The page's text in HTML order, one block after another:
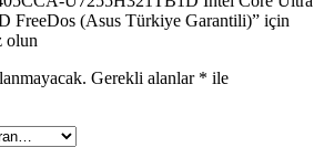
FreeDos (Asus Türkiye Garantili)” için
olun
Gerekli alanlar * ile